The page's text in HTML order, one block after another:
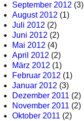
September 2012 (3)
August 2012 (1)
Juli 2012 (2)
Juni 2012 (2)
Mai 2012 (4)
April 2012 (2)
März 2012 (1)
Februar 2012 (1)
Januar 2012 (3)
Dezember 2011 (2)
November 2011 (2)
Oktober 2011 (2)